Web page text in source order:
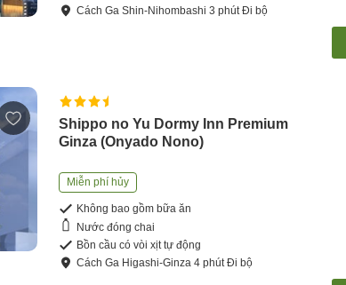
CáchGa Shin-Nihombashi3 phútĐi bộ
Shippo no Yu Dormy Inn Premium
Ginza (Onyado Nono)
Miễn phí hủy
Không bao gồm bữa ăn
Nước đóng chai
Bồn cầu có vòi xịt tự động
CáchGa Higashi-Ginza4 phútĐi bộ